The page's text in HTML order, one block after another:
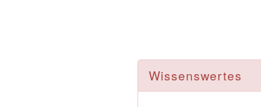
Wissenswertes